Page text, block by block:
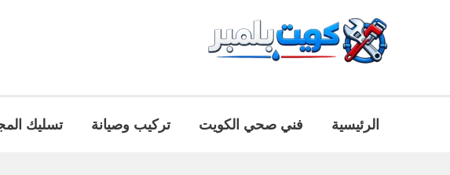
الرئيسية فني صحي الكويت تركيب وصيانة تسليك